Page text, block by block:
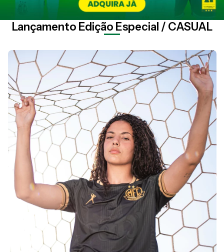
Lançamento Edição Especial / CASUAL